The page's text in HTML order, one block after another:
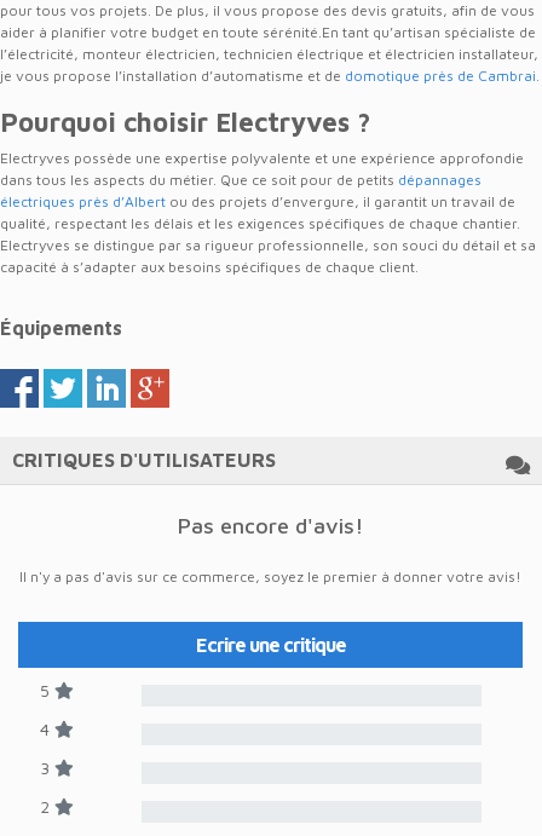
pour tous vos projets. De plus, il vous propose des devis gratuits, afin de vous
aider à planifier votre budget en toute sérénité.En tant qu’artisan spécialiste de
l’électricité, monteur électricien, technicien électrique et électricien installateur,
je vous propose l’installation d’automatisme et de domotique près de Cambrai.
Pourquoi choisir Electryves ?
Electryves possède une expertise polyvalente et une expérience approfondie
dans tous les aspects du métier. Que ce soit pour de petits dépannages
électriques près d’Albert ou des projets d’envergure, il garantit un travail de
qualité, respectant les délais et les exigences spécifiques de chaque chantier.
Electryves se distingue par sa rigueur professionnelle, son souci du détail et sa
capacité à s’adapter aux besoins spécifiques de chaque client.
Équipements
CRITIQUES D'UTILISATEURS
Pas encore d'avis!
Il n'y a pas d'avis sur ce commerce, soyez le premier à donner votre avis!
Ecrire une critique
5
4
3
2